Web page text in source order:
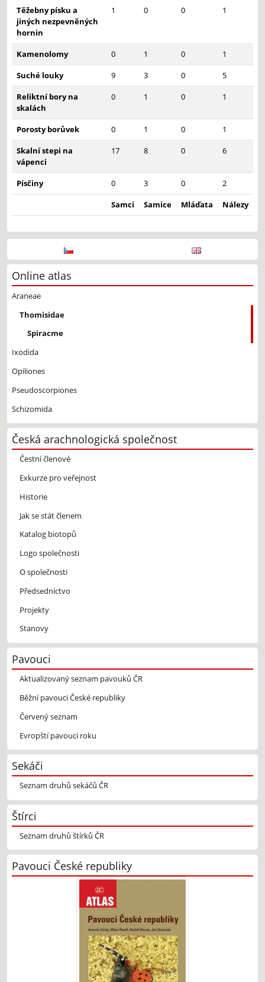
Těžebny písku a
jiných nezpevněných
hornin
1 0 0 1
Kamenolomy 0 1 0
1
Suché louky
9 3 0
5
Reliktní bory na
skalách
0 1 0 1
Porosty borůvek 0 1 0
1
Skalní stepi na
vápenci
17 8 0 6
Písčiny 0 3 0
2
Samci
Samice Mláďata Nálezy
Online atlas
Araneae
Thomisidae
Spiracme
Ixodida
Opiliones
Pseudoscorpiones
Schizomida
Česká arachnologická společnost
Čestní členové
Exkurze pro veřejnost
Historie
Jak se stát členem
Katalog biotopů
Logo společnosti
O společnosti
Předsednictvo
Projekty
Stanovy
Pavouci
Aktualizovaný seznam pavouků ČR
Běžní pavouci České republiky
Červený seznam
Evropští pavouci roku
Sekáči
Seznam druhů sekáčů ČR
Štírci
Seznam druhů štírků ČR
Pavouci České republiky